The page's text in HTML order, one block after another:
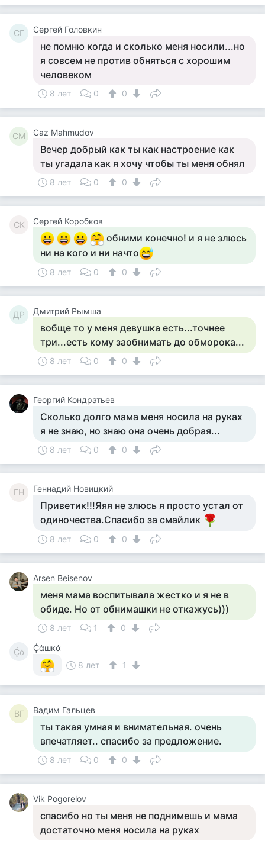
СГ Сергей Головкин
не помню когда и сколько меня носили...но
я совсем не против обняться с хорошим
человеком
8 лет 0 0
CM Caz Mahmudov
Вечер добрый как ты как настроение как
ты угадала как я хочу чтобы ты меня обнял
8 лет 0 0
СК Сергей Коробков
обними конечно! и я не злюсь
ни на кого и ни начто
8 лет 0 0
ДР Дмитрий Рымша
вобще то у меня девушка есть...точнее
три...есть кому заобнимать до обморока...
8 лет 0 0
Георгий Кондратьев
Сколько долго мама меня носила на руках
я не знаю, но знаю она очень добрая...
8 лет 0 0
ГН Геннадий Новицкий
Приветик!!!Яяя не злюсь я просто устал от
одиночества.Спасибо за смайлик
8 лет 0 0
Arsen Beisenov
меня мама воспитывала жестко и я не в
обиде. Но от обнимашки не откажусь)))
8 лет 1 0
Ḉά
Ḉάшкά
8 лет
1
ВГ Вадим Гальцев
ты такая умная и внимательная. очень
впечатляет.. спасибо за предложение.
8 лет 0 0
Vik Pogorelov
спасибо но ты меня не поднимешь и мама
достаточно меня носила на руках